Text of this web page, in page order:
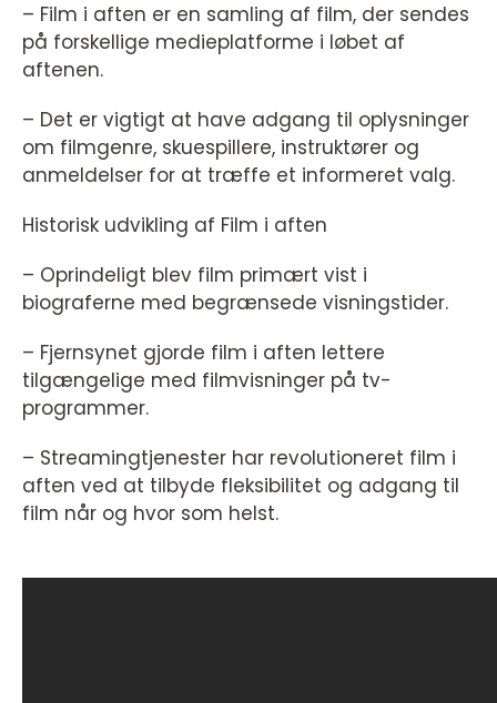
– Film i aften er en samling af film, der sendes
på forskellige medieplatforme i løbet af
aftenen.
– Det er vigtigt at have adgang til oplysninger
om filmgenre, skuespillere, instruktører og
anmeldelser for at træffe et informeret valg.
Historisk udvikling af Film i aften
– Oprindeligt blev film primært vist i
biograferne med begrænsede visningstider.
– Fjernsynet gjorde film i aften lettere
tilgængelige med filmvisninger på tv-
programmer.
– Streamingtjenester har revolutioneret film i
aften ved at tilbyde fleksibilitet og adgang til
film når og hvor som helst.